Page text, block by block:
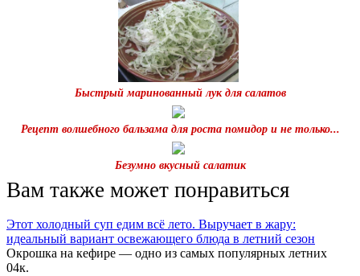
Быстрый маринованный лук для салатов
Рецепт волшебного бальзама для роста помидор и не только...
Безумно вкусный салатик
Вам также может понравиться
Этот холодный суп едим всё лето. Выручает в жару:
идеальный вариант освежающего блюда в летний сезон
Окрошка на кефире — одно из самых популярных летних
04к.